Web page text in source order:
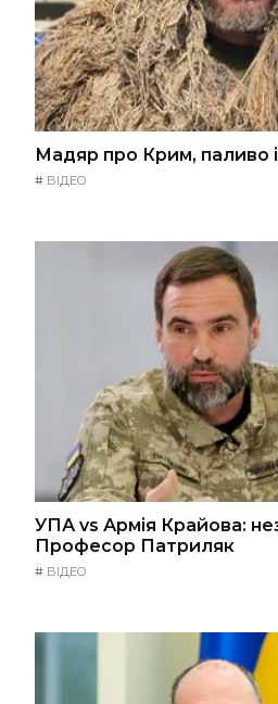
Мадяр про Крим, паливо
# ВІДЕО
УПА vs Армія Крайова:
Професор Патриляк
# ВІДЕО